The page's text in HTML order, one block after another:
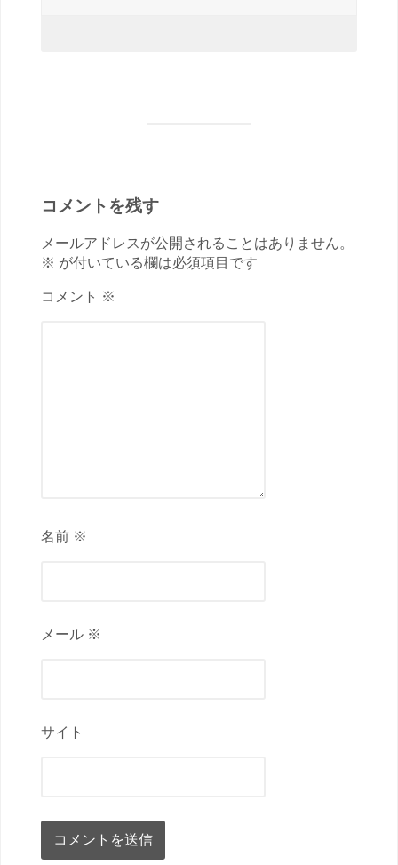
コメントを残す
メールアドレスが公開されることはありません。
※ が付いている欄は必須項目です
コメント ※
名前 ※
メール ※
サイト